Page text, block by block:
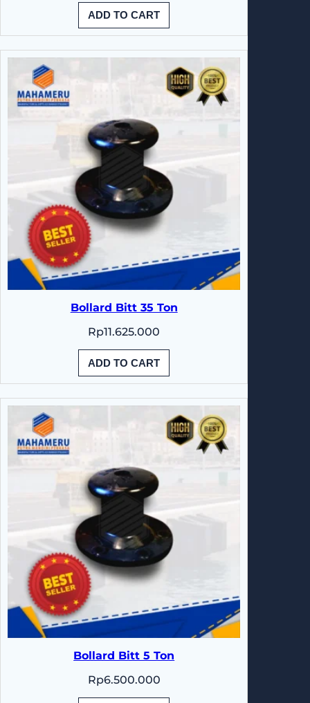
ADD TO CART
Bollard Bitt 35 Ton
Rp11.625.000
ADD TO CART
Bollard Bitt 5 Ton
Rp6.500.000